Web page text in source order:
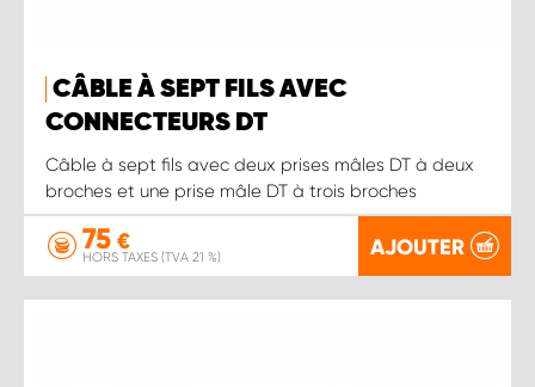
CÂBLE À SEPT FILS AVEC
CONNECTEURS DT
Câble à sept fils avec deux prises mâles DT à deux
broches et une prise mâle DT à trois broches
75 €
HORS TAXES (TVA 21 %) AJOUTER